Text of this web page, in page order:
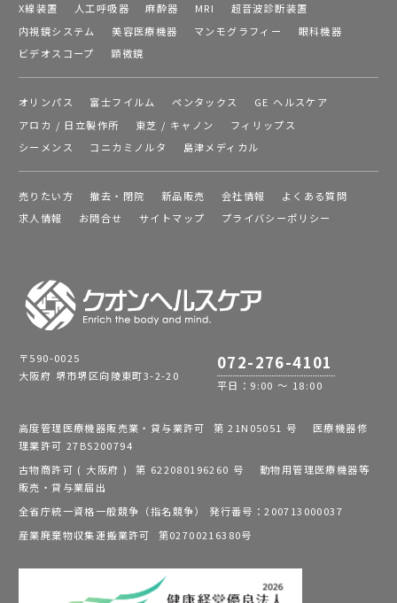
X線装置 人工呼吸器 麻酔器 MRI
超音波診断装置
内視鏡システム
美容医療機器 マンモグラフィー
眼科機器
ビデオスコープ
顕微鏡
オリンパス 富士フイルム ペンタックス
GE ヘルスケア
アロカ / 日立製作所
東芝 / キャノン
フィリップス
シーメンス
コニカミノルタ 島津メディカル
売りたい方 撤去・閉院 新品販売 会社情報
よくある質問
求人情報
お問合せ サイトマップ プライバシーポリシー
〒590-0025
大阪府 堺市堺区向陵東町3-2-20
072-276-4101
平日：9:00 ～ 18:00
高度管理医療機器販売業・貸与業許可 第 21N05051 号 医療機器修
理業許可 27BS200794
古物商許可 ( 大阪府 ) 第 622080196260 号 動物用管理医療機器等
販売・貸与業届出
全省庁統一資格一般競争（指名競争） 発行番号：200713000037
産業廃棄物収集運搬業許可 第02700216380号